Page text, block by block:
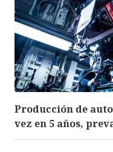
Producción de
vez en 5 años,